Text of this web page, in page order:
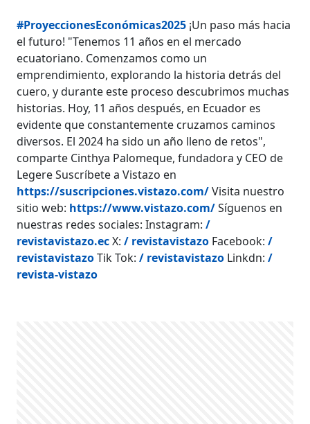
#ProyeccionesEconómicas2025 ¡Un paso más hacia
el futuro! "Tenemos 11 años en el mercado
ecuatoriano. Comenzamos como un
emprendimiento, explorando la historia detrás del
cuero, y durante este proceso descubrimos muchas
historias. Hoy, 11 años después, en Ecuador es
evidente que constantemente cruzamos caminos
diversos. El 2024 ha sido un año lleno de retos",
comparte Cinthya Palomeque, fundadora y CEO de
Legere Suscríbete a Vistazo en
https://suscripciones.vistazo.com/Visita nuestro
sitio web: https://www.vistazo.com/Síguenos en
nuestras redes sociales: Instagram:/
revistavistazo.ecX:/ revistavistazo Facebook:/
revistavistazoTik Tok:/ revistavistazo Linkdn:/
revista-vistazo